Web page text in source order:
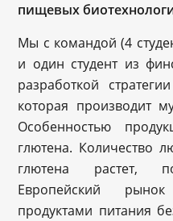
пищевых
Мы с командой (4
и один студент из
разработкой
которая производит
Особенностью
глютена. Количество
глютена растет,
Европейский
продуктами питания